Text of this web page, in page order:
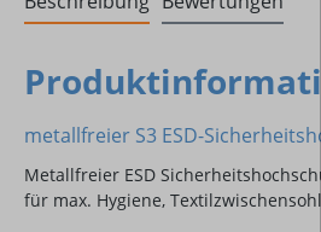
metallfreier S3 ESD-
Metallfreier ESD
für max. Hygiene,